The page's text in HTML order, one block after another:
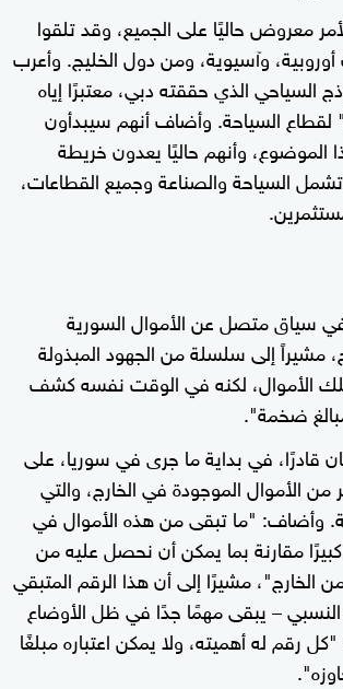
معروض حاليًا على الجميع، وقد تلقوا
وآسيوية، ومن دول الخليج. وأعرب
السياحي الذي حققته دبي، معتبرًا إياه
لقطاع السياحة. وأضاف أنهم سيبدأون
وأنهم حاليًا يعدون خريطة
السياحة والصناعة وجميع القطاعات،
سياق متصل عن الأموال السورية
مشيراً إلى سلسلة من الجهود المبذولة
الأموال، لكنه في الوقت نفسه كشف
ضخمة".
قادرًا، في بداية ما جرى في سوريا، على
من الأموال الموجودة في الخارج، والتي
وأضاف: "ما تبقى من هذه الأموال في
كبيرًا مقارنة بما يمكن أن نحصل عليه من
الخارج"، مشيرًا إلى أن هذا الرقم المتبقي
– يبقى مهمًا جدًا في ظل الأوضاع
رقم له أهميته، ولا يمكن اعتباره مبلغًا